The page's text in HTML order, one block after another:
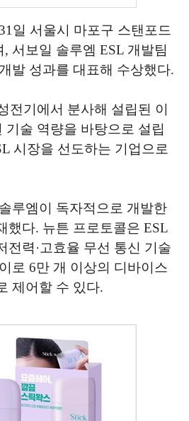
일 서울시 마포구 스탠포드
서보일 솔루엠 ESL 개발팀
발 성과를 대표해 수상했다.
전기에서 분사해 설립된 이
기술 역량을 바탕으로 설립
시장을 선도하는 기업으로
루엠이 독자적으로 개발한
했다. 뉴튼 프로토콜은 ESL
전력·고효율 무선 통신 기술
로 6만 개 이상의 디바이스
제어할 수 있다.